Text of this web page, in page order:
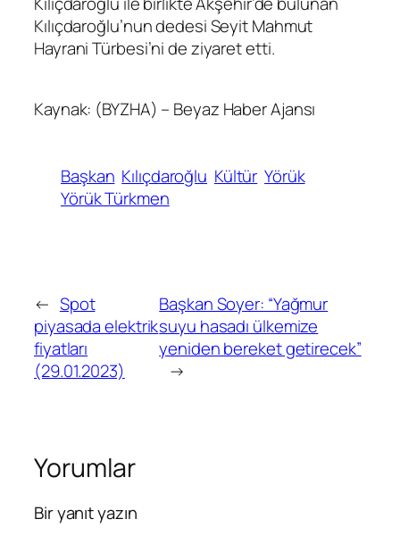
Kılıçdaroğlu’nun dedesi Seyit Mahmut
Hayrani Türbesi’ni de ziyaret etti.
Kaynak: (BYZHA) – Beyaz Haber Ajansı
Başkan Kılıçdaroğlu Kültür Yörük
Yörük Türkmen
← Spot
piyasada elektrik
fiyatları
(29.01.2023)
Başkan Soyer: “Yağmur
suyu hasadı ülkemize
yeniden bereket getirecek”
→
Yorumlar
Bir yanıt yazın